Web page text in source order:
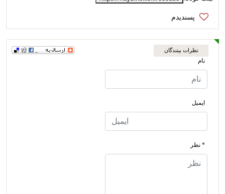
نظرات بینندگان
نام
ایمیل
* نظر